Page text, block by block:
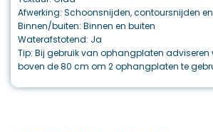
Afwerking: Schoonsnijden, contoursnijden
Binnen/buiten: Binnen en buiten
Waterafstotend: Ja
Tip: Bij gebruik van ophangplaten
boven de 80 cm om 2 ophangplaten te